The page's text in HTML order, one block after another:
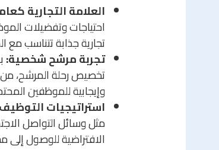
العلامة التجارية
احتياجات وتفضيلات
تجارية جذابة تتناسب مع
تجربة مرشح شخصية:
تخصيص رحلة المرشح، من
وإيجابية للموظفين
استراتيجيات
مثل وسائل التواصل
الافتراضية للوصول